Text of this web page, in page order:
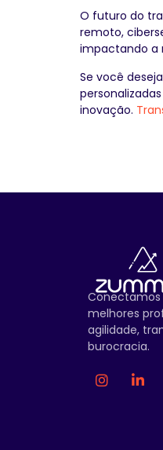
O futuro do
remoto,
impactando a
Se você
inovação.
Conectamos
melhores
agilidade,
burocracia.